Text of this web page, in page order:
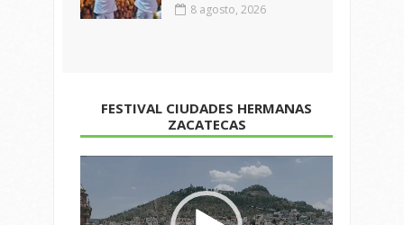
8 agosto, 2026
FESTIVAL CIUDADES HERMANAS
ZACATECAS
de
vídeo